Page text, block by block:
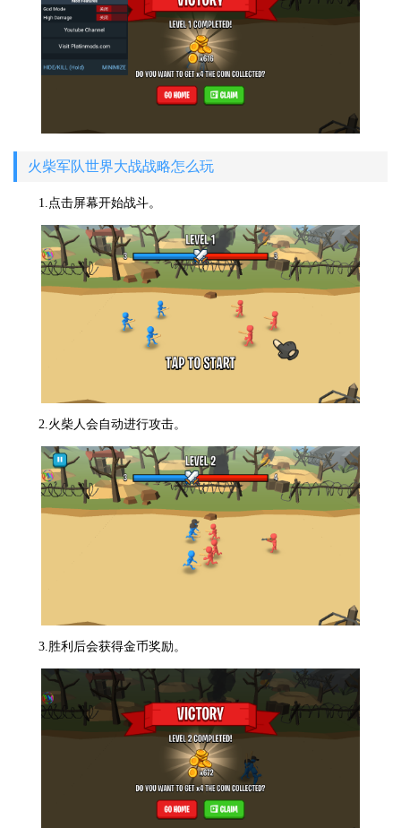
火柴军队世界大战战略怎么玩
1.点击屏幕开始战斗。
2.火柴人会自动进行攻击。
3.胜利后会获得金币奖励。